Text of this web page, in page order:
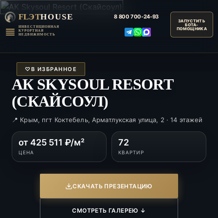
FLЭTHOUSE
ИНВЕСТИЦИОННАЯ
КУРОРТНАЯ
НЕДВИЖИМОСТЬ
8 800 700-24-93
♡В ИЗБРАННОЕ
АК SKYSOUL RESORT
(СКАЙСОУЛ)
📍 Крым, пгт Коктебель, Арматлукская улица, 2 · 14 этажей
от 425 511 ₽/м²
ЦЕНА
72
КВАРТИР
СКАЧАТЬ ПРЕЗЕНТАЦИЮ
СМОТРЕТЬ ГАЛЕРЕЮ ↓